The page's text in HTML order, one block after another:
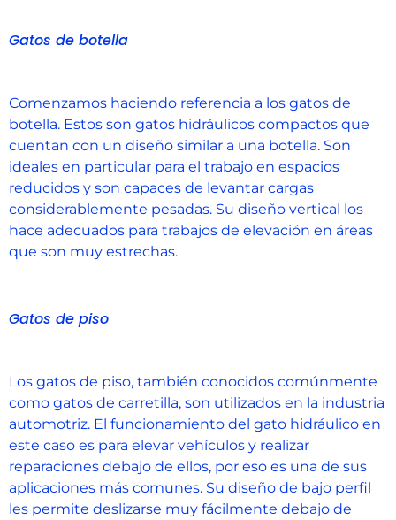
Gatos de botella
Comenzamos haciendo referencia a los gatos de
botella. Estos son gatos hidráulicos compactos que
cuentan con un diseño similar a una botella. Son
ideales en particular para el trabajo en espacios
reducidos y son capaces de levantar cargas
considerablemente pesadas. Su diseño vertical los
hace adecuados para trabajos de elevación en áreas
que son muy estrechas.
Gatos de piso
Los gatos de piso, también conocidos comúnmente
como gatos de carretilla, son utilizados en la industria
automotriz. El funcionamiento del gato hidráulico en
este caso es para elevar vehículos y realizar
reparaciones debajo de ellos, por eso es una de sus
aplicaciones más comunes. Su diseño de bajo perfil
les permite deslizarse muy fácilmente debajo de